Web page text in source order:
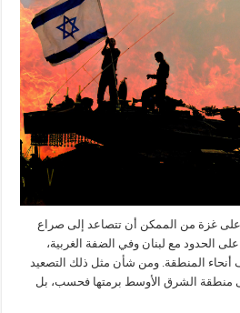
على غزة من الممكن أن تتصاعد إلى صراع
على الحدود مع لبنان وفي الضفة الغربية،
أنحاء المنطقة. ومن شأن مثل ذلك التصعيد
منطقة الشرق الأوسط برمتها فحسب، بل